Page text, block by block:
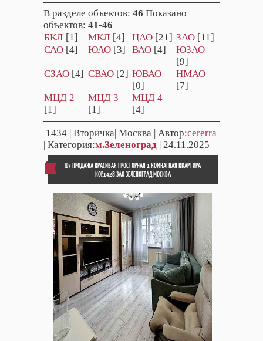
В разделе объектов: 46 Показано
объектов: 41-46
БКЛ [1] МКЛ [4] ЦАО [21] ЗАО [11]
САО [4] ЮАО [3] ВАО [4]
ЮЗАО
[9]
СЗАО [4] СВАО [2] ЮВАО
[0]
НМАО
[7]
МЦД 2
[1]
МЦД 3
[1]
МЦД 4
[4]
1434 | Вторичка| Москва | Автор:cererra
| Категория:м.Зеленоград | 24.11.2025
ID7 ПРОДАЖА КРАСИВАЯ ПРОСТОРНАЯ 1 КОМНАТНАЯ КВАРТИРА
КОР.1428 ЗАО ЗЕЛЕНОГРАД МОСКВА